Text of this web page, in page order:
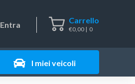
Carrello
€0,00 0
Entra
I miei veicoli